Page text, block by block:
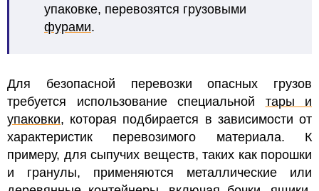
упаковке, перевозятся грузовыми
фурами.
Для безопасной перевозки опасных грузов
требуется использование специальной тары и
упаковки, которая подбирается в зависимости от
характеристик перевозимого материала. К
примеру, для сыпучих веществ, таких как порошки
и гранулы, применяются металлические или